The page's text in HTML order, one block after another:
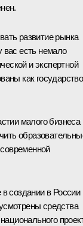
развитие рынка
вас есть немало
и экспертной
как
малого бизнеса
создании в России
средства